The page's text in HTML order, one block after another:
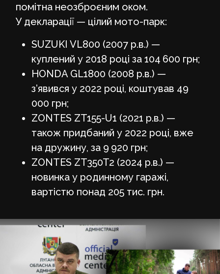
помітна неозброєним оком.
У декларації — цілий мото-парк:
SUZUKI VL800 (2007 р.в.) —
куплений у 2018 році за 104 600 грн;
HONDA GL1800 (2008 р.в.) —
з’явився у 2022 році, коштував 49
000 грн;
ZONTES ZT155-U1 (2021 р.в.) —
також придбаний у 2022 році, вже
на дружину, за 9 920 грн;
ZONTES ZT350T2 (2024 р.в.) —
новинка у родинному гаражі,
вартістю понад 205 тис. грн.